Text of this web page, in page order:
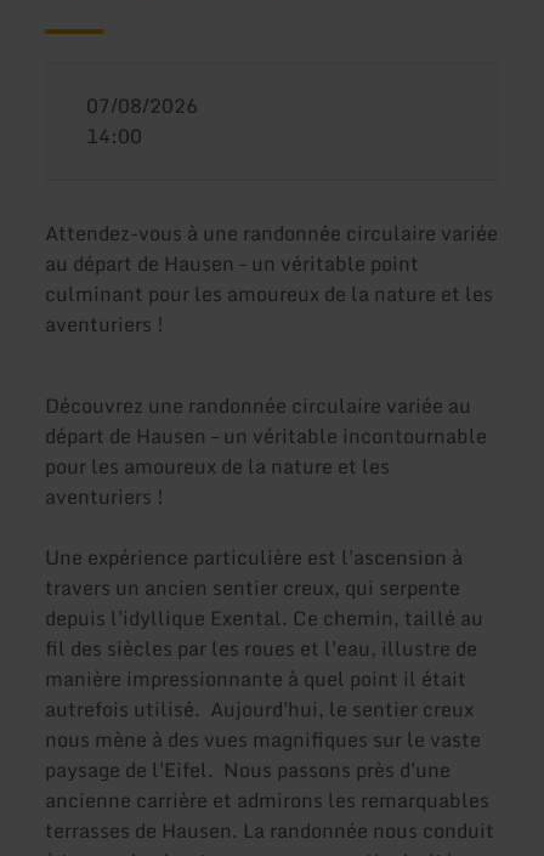
07/08/2026
14:00
Attendez-vous à une randonnée circulaire variée
au départ de Hausen – un véritable point
culminant pour les amoureux de la nature et les
aventuriers !
Découvrez une randonnée circulaire variée au
départ de Hausen – un véritable incontournable
pour les amoureux de la nature et les
aventuriers !
Une expérience particulière est l'ascension à
travers un ancien sentier creux, qui serpente
depuis l'idyllique Exental. Ce chemin, taillé au
fil des siècles par les roues et l'eau, illustre de
manière impressionnante à quel point il était
autrefois utilisé. Aujourd'hui, le sentier creux
nous mène à des vues magnifiques sur le vaste
paysage de l'Eifel. Nous passons près d'une
ancienne carrière et admirons les remarquables
terrasses de Hausen. La randonnée nous conduit